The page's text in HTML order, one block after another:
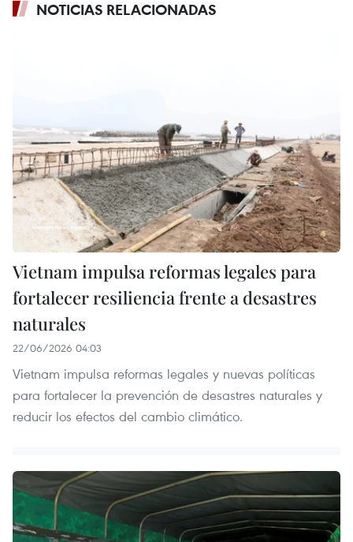
NOTICIAS RELACIONADAS
Vietnam impulsa reformas legales para
fortalecer resiliencia frente a desastres
naturales
22/06/2026 04:03
Vietnam impulsa reformas legales y nuevas políticas
para fortalecer la prevención de desastres naturales y
reducir los efectos del cambio climático.